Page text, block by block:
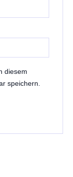
diesem
speichern.